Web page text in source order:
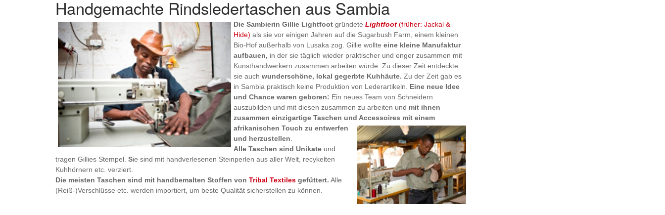
Handgemachte Rindsledertaschen aus Sambia
Die Sambierin Gillie Lightfoot gründete Lightfoot (früher: Jackal &
Hide) als sie vor einigen Jahren auf die Sugarbush Farm, einem kleinen
Bio-Hof außerhalb von Lusaka zog. Gillie wollte eine kleine Manufaktur
aufbauen, in der sie täglich wieder praktischer und enger zusammen mit
Kunsthandwerkern zusammen arbeiten würde. Zu dieser Zeit entdeckte
sie auch wunderschöne, lokal gegerbte Kuhhäute. Zu der Zeit gab es
in Sambia praktisch keine Produktion von Lederartikeln. Eine neue Idee
und Chance waren geboren: Ein neues Team von Schneidern
auszubilden und mit diesen zusammen zu arbeiten und mit ihnen
zusammen einzigartige Taschen und Accessoires mit einem
afrikanischen Touch zu entwerfen
und herzustellen.
Alle Taschen sind Unikate und
tragen Gillies Stempel. Sie sind mit handverlesenen Steinperlen aus aller Welt, recykelten
Kuhhörnern etc. verziert.
Die meisten Taschen sind mit handbemalten Stoffen von Tribal Textiles gefüttert. Alle
(Reiß-)Verschlüsse etc. werden importiert, um beste Qualität sicherstellen zu können.